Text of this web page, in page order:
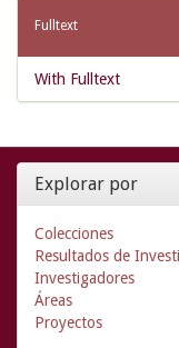
Fulltext
With Fulltext
Explorar por
Colecciones
Resultados de
Investigadores
Áreas
Proyectos